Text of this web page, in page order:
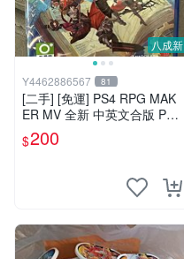
八成新
Y4462886567 81
[二手] [免運] PS4 RPG MAK
ER MV 全新 中英文合版 PS4
PlayStation 遊戲片
$200